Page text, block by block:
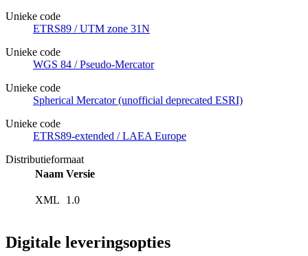
Unieke code
ETRS89 / UTM zone 31N
Unieke code
WGS 84 / Pseudo-Mercator
Unieke code
Spherical Mercator (unofficial deprecated ESRI)
Unieke code
ETRS89-extended / LAEA Europe
Distributieformaat
Naam Versie
XML 1.0
Digitale leveringsopties